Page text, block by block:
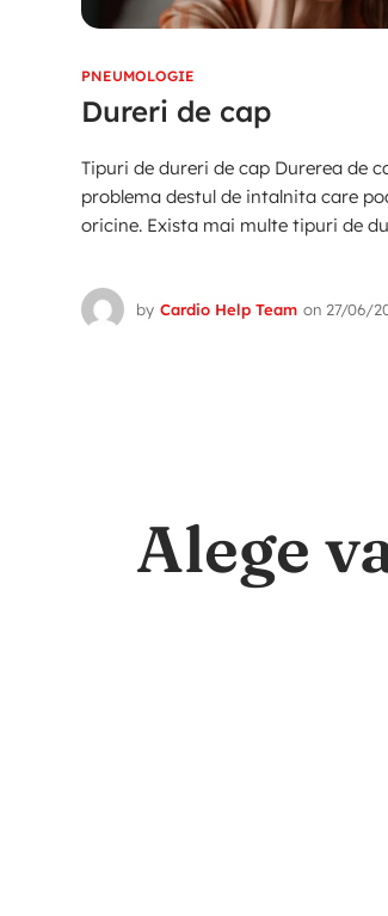
PNEUMOLOGIE
Dureri de cap
Tipuri de dureri de cap Durerea de
problema destul de intalnita care
oricine. Exista mai multe tipuri de
by Cardio Help Team on 27/06/
Alege